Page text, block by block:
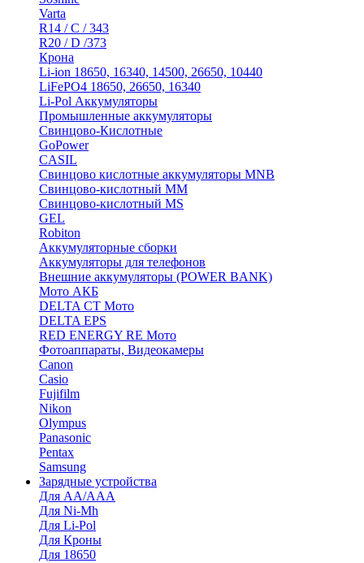
Varta
R14 / C / 343
R20 / D /373
Крона
Li-ion 18650, 16340, 14500, 26650, 10440
LiFePO4 18650, 26650, 16340
Li-Pol Аккумуляторы
Промышленные аккумуляторы
Свинцово-Кислотные
GoPower
CASIL
Свинцово кислотные аккумуляторы MNB
Cвинцово-кислотный MM
Cвинцово-кислотный MS
GEL
Robiton
Аккумуляторные сборки
Аккумуляторы для телефонов
Внешние аккумуляторы (POWER BANK)
Мото АКБ
DELTA CT Мото
DELTA EPS
RED ENERGY RE Мото
Фотоаппараты, Видеокамеры
Canon
Casio
Fujifilm
Nikon
Olympus
Panasonic
Pentax
Samsung
Зарядные устройства
Для AA/AAA
Для Ni-Mh
Для Li-Pol
Для Кроны
Для 18650